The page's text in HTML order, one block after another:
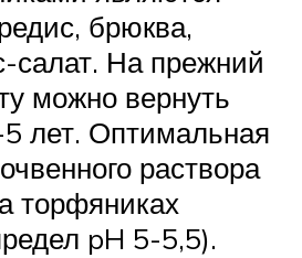
брюква,
салат. На прежний
можно вернуть
лет. Оптимальная
раствора
торфяниках
pH 5-5,5).